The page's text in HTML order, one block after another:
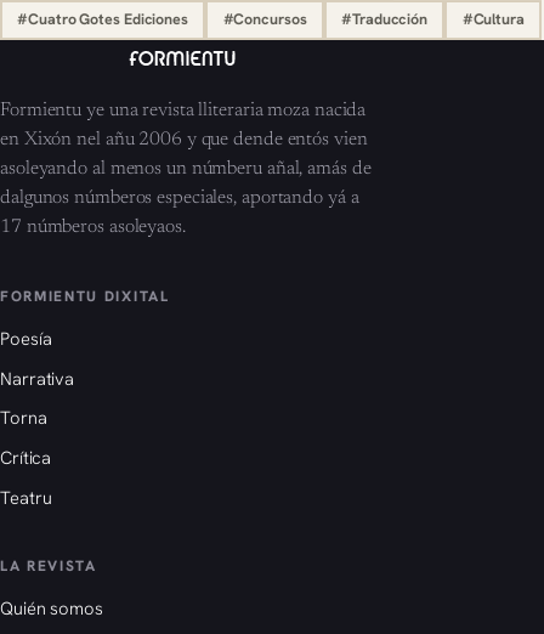
#Cuatro Gotes Ediciones #Concursos #Traducción #Cultura
Formientu ye una revista lliteraria moza nacida
en Xixón nel añu 2006 y que dende entós vien
asoleyando al menos un númberu añal, amás de
dalgunos númberos especiales, aportando yá a
17 númberos asoleyaos.
FORMIENTU DIXITAL
Poesía
Narrativa
Torna
Crítica
Teatru
LA REVISTA
Quién somos